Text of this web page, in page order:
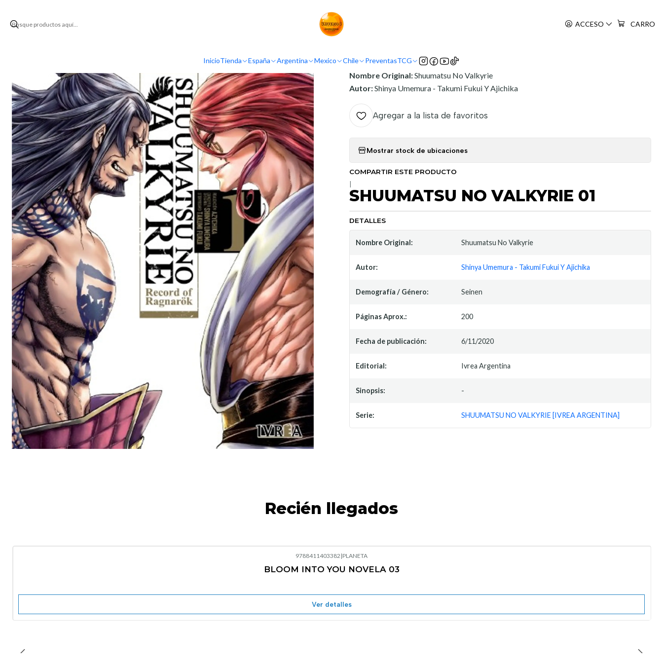
ACCESO CARRO
InicioTienda España Argentina Mexico Chile PreventasTCG
Nombre Original:Shuumatsu No Valkyrie
Autor:Shinya Umemura - Takumi Fukui Y Ajichika
Agregar a la lista de favoritos
Mostrar stock de ubicaciones
COMPARTIR ESTE PRODUCTO
SHUUMATSU NO VALKYRIE 01
DETALLES
Nombre Original: Shuumatsu No Valkyrie
Autor: Shinya Umemura - Takumi Fukui Y Ajichika
Demografía / Género: Seinen
Páginas Aprox.: 200
Fecha de publicación: 6/11/2020
Editorial: Ivrea Argentina
Sinopsis: -
Serie: SHUUMATSU NO VALKYRIE [IVREA ARGENTINA]
Recién llegados
9788411403382 |PLANETA
BLOOM INTO YOU NOVELA 03
Ver detalles